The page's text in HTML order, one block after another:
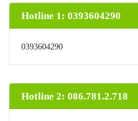
Hotline 1: 0393604290
0393604290
Hotline 2: 086.781.2.718